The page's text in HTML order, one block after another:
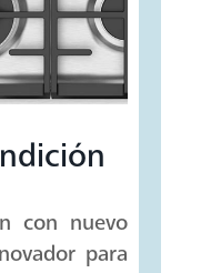
con nuevo
para